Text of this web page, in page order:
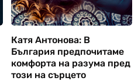
Катя Антонова: В
България предпочитаме
комфорта на разума пред
този на сърцето